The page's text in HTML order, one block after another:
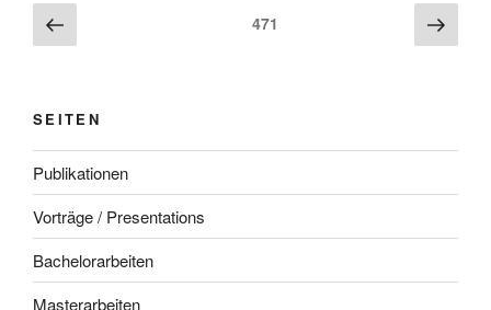
Beitragsnavigation
Vorherige
Seite
Seite471
Seite
SEITEN
Publikationen
Vorträge / Presentations
Bachelorarbeiten
Masterarbeiten